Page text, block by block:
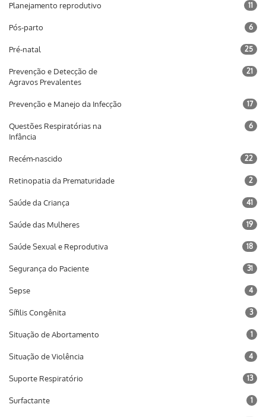
Planejamento reprodutivo 11
Pós-parto 6
Pré-natal 25
Prevenção e Detecção de
Agravos Prevalentes
21
Prevenção e Manejo da Infecção 17
Questões Respiratórias na
Infância
6
Recém-nascido 22
Retinopatia da Prematuridade 2
Saúde da Criança 41
Saúde das Mulheres 19
Saúde Sexual e Reprodutiva 18
Segurança do Paciente 31
Sepse 4
Sífilis Congênita 3
Situação de Abortamento 1
Situação de Violência 4
Suporte Respiratório 13
Surfactante 1